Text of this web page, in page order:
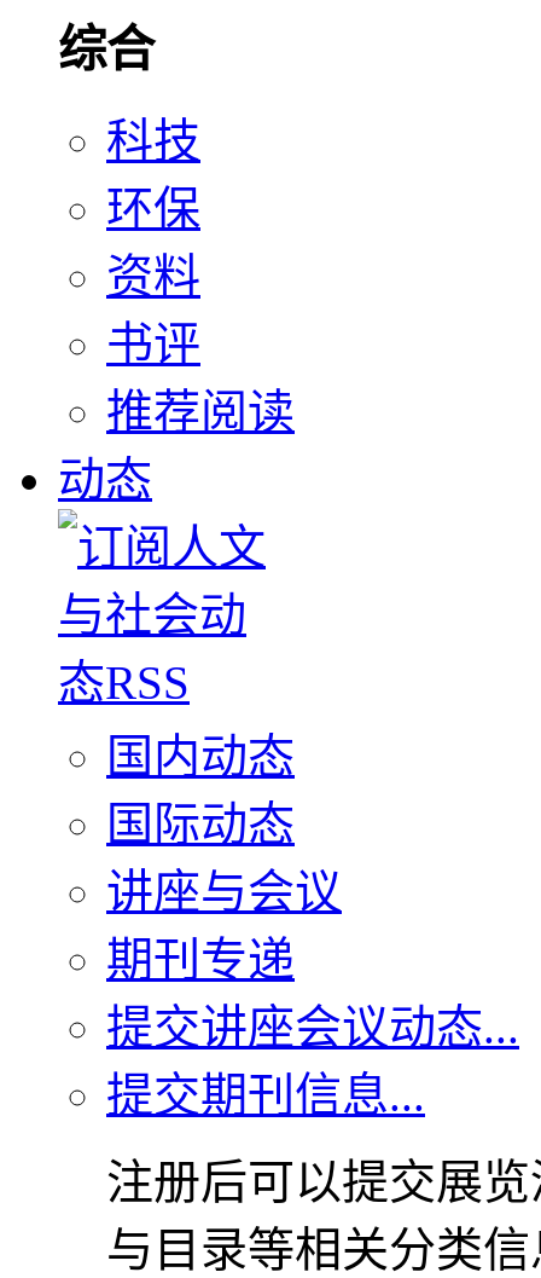
综合
科技
环保
资料
书评
推荐阅读
动态
国内动态
国际动态
讲座与会议
期刊专递
提交讲座会议动态...
提交期刊信息...
注册后可以提交展
与目录等相关分类